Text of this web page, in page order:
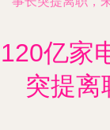
120亿家
突提离